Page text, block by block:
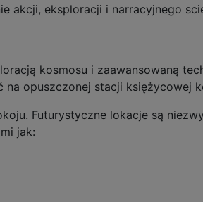
akcji, eksploracji i narracyjnego
kosmosu i zaawansowaną
opuszczonej stacji księżycowej
Futurystyczne lokacje są
jak: